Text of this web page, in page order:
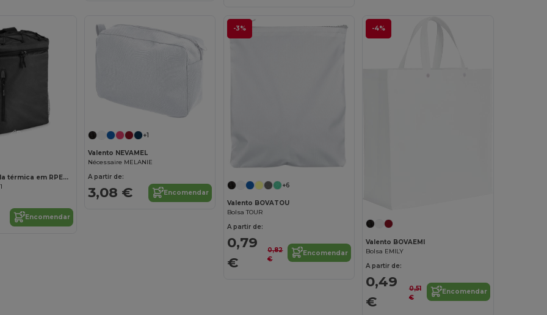
Personalize-o!
MAFRIO Mochila térmica em RPET 600D
Encomendar
+1
Valento NEVAMEL
Nécessaire MELANIE
A partir de:
3,08 € Encomendar
-3%
+6
Valento BOVATOU
Bolsa TOUR
A partir de:
0,79
€
0,82
€
Encomendar
-4%
Valento BOVAEMI
Bolsa EMILY
A partir de:
0,49
€
0,51
€
Encomendar